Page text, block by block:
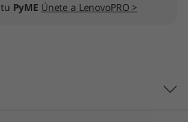
PyME Únete a LenovoPRO >